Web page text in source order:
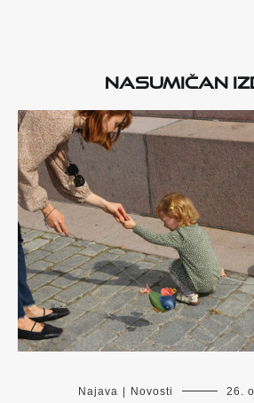
Nasumičan
Najava Novosti 26.